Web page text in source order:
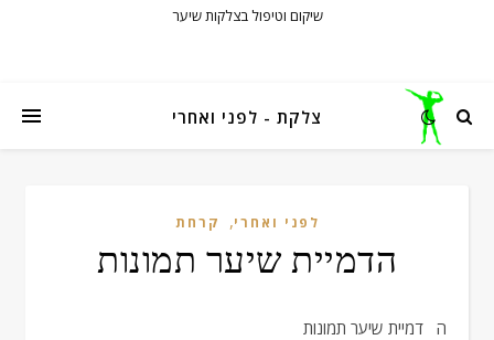
שיקום וטיפול בצלקות שיער
צלקת - לפני ואחרי
לפני ואחרי, קרחת
הדמיית שיער תמונות
הדמיית שיער תמונות